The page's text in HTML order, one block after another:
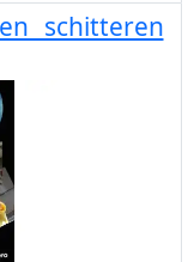
schitteren